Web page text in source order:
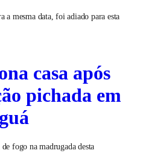
a mesma data, foi adiado para esta
casa após
pichada em
fogo na madrugada desta